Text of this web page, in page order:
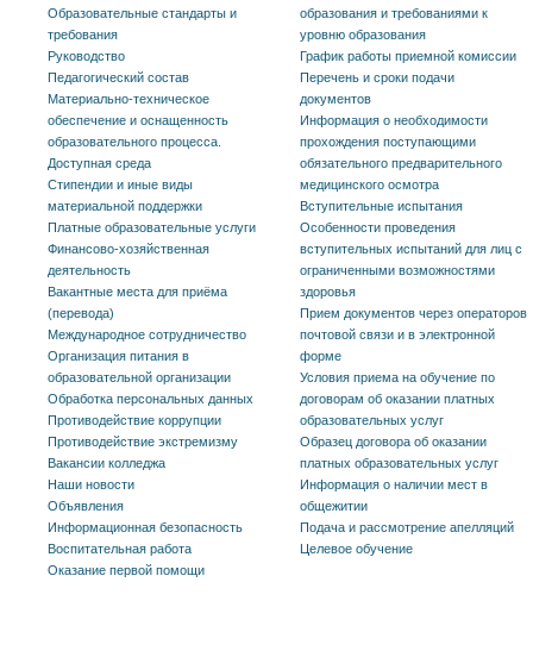
Образовательные стандарты и
требования
Руководство
Педагогический состав
Материально-техническое
обеспечение и оснащенность
образовательного процесса.
Доступная среда
Стипендии и иные виды
материальной поддержки
Платные образовательные услуги
Финансово-хозяйственная
деятельность
Вакантные места для приёма
(перевода)
Международное сотрудничество
Организация питания в
образовательной организации
Обработка персональных данных
Противодействие коррупции
Противодействие экстремизму
Вакансии колледжа
Наши новости
Объявления
Информационная безопасность
Воспитательная работа
Оказание первой помощи
образования и требованиями к
уровню образования
График работы приемной комиссии
Перечень и сроки подачи
документов
Информация о необходимости
прохождения поступающими
обязательного предварительного
медицинского осмотра
Вступительные испытания
Особенности проведения
вступительных испытаний для лиц с
ограниченными возможностями
здоровья
Прием документов через операторов
почтовой связи и в электронной
форме
Условия приема на обучение по
договорам об оказании платных
образовательных услуг
Образец договора об оказании
платных образовательных услуг
Информация о наличии мест в
общежитии
Подача и рассмотрение апелляций
Целевое обучение